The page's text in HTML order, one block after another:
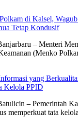
di Kalsel,
Tetap Kondusif
– Menteri
(Menko
yang
Kelola PPID
– Pemerintah
memperkuat tata